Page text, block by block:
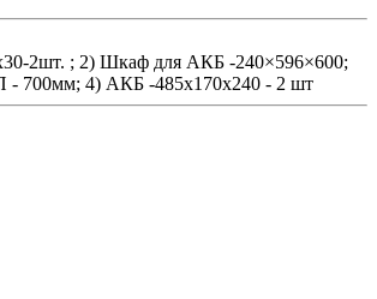
2шт. ; 2) Шкаф для АКБ -240×596×600;
- 700мм; 4) АКБ -485x170x240 - 2 шт